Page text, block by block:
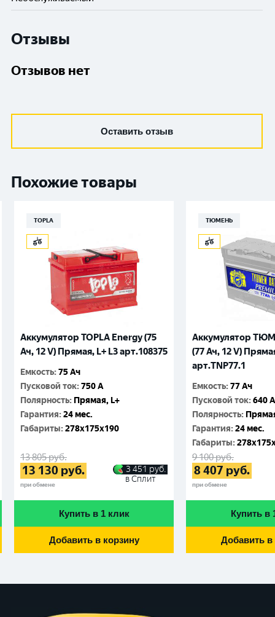
Отзывы
Отзывов нет
Оставить отзыв
Похожие товары
TOPLA
Аккумулятор TOPLA Energy (75
Ач, 12 V) Прямая, L+ L3 арт.108375
Емкость:75 Ач
Пусковой ток:750 A
Полярность: Прямая, L+
Гарантия:24 мес.
Габариты:278x175x190
13 805руб.
13 130 руб.
при обмене
3 451 руб.
в Сплит
Купить в 1 клик
Добавить в корзину
ТЮМЕНЬ
Аккумулятор
(77 Ач, 12 V)
арт.TNP77.1
Емкость:77 Ач
Пусковой ток:640 A
Полярность:
Гарантия:24 мес.
Габариты:
9 100руб.
8 407 руб.
при обмене
Купить в
Добавить в